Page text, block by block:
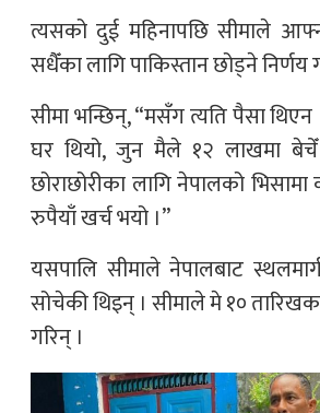
त्यसको दुई महिनापछि सीमाले
सधैँका लागि पाकिस्तान छोड्ने निर्णय
सीमा भन्छिन्, “मसँग त्यति पैसा थिएन
घर थियो, जुन मैले १२ लाखमा
छोराछोरीका लागि नेपालको
रुपैयाँ खर्च भयो ।”
यसपालि सीमाले नेपालबाट
सोचेकी थिइन् । सीमाले मे १० तारिखका
गरिन् ।